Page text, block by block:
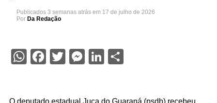
Publicados 3 semanas atrás em 17 de julho de 2026
Por Da Redação
WhatsApp
Facebook
Twitter
Messenger
LinkedIn
Share
O deputado estadual Juca do Guaraná (psdb) recebeu,